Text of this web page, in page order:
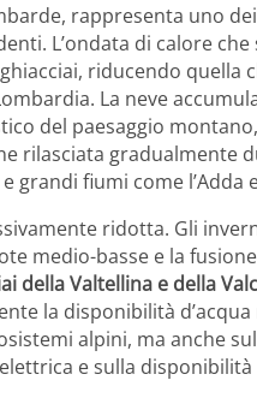
rappresenta uno
L’ondata di calore
riducendo quella
La neve
del paesaggio
rilasciata gradualmente
fiumi come l’Adda
ridotta. Gli
medio-basse e la
della Valtellina e della
la disponibilità d’acqua
alpini, ma anche
e sulla